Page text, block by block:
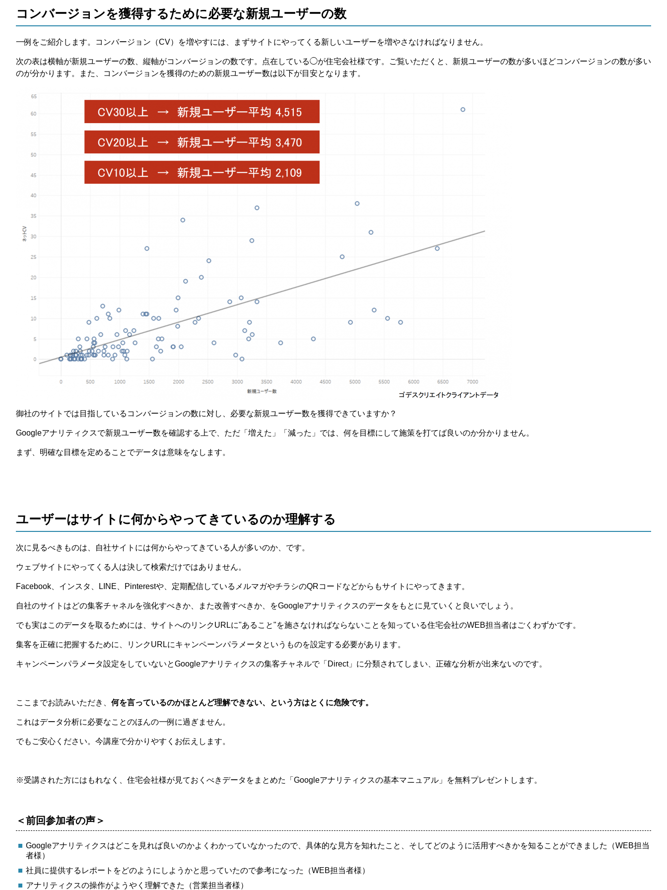
コンバージョンを獲得するために必要な新規ユーザーの数
一例をご紹介します。コンバージョン（CV）を増やすには、まずサイトにやってくる新しいユーザーを増やさなければなりません。
次の表は横軸が新規ユーザーの数、縦軸がコンバージョンの数です。点在している◯が住宅会社様です。ご覧いただくと、新規ユーザーの数が多いほどコンバージョンの数が多い
のが分かります。また、コンバージョンを獲得のための新規ユーザー数は以下が目安となります。
御社のサイトでは目指しているコンバージョンの数に対し、必要な新規ユーザー数を獲得できていますか？
Googleアナリティクスで新規ユーザー数を確認する上で、ただ「増えた」「減った」では、何を目標にして施策を打てば良いのか分かりません。
まず、明確な目標を定めることでデータは意味をなします。
ユーザーはサイトに何からやってきているのか理解する
次に見るべきものは、自社サイトには何からやってきている人が多いのか、です。
ウェブサイトにやってくる人は決して検索だけではありません。
Facebook、インスタ、LINE、Pinterestや、定期配信しているメルマガやチラシのQRコードなどからもサイトにやってきます。
自社のサイトはどの集客チャネルを強化すべきか、また改善すべきか、をGoogleアナリティクスのデータをもとに見ていくと良いでしょう。
でも実はこのデータを取るためには、サイトへのリンクURLに"あること"を施さなければならないことを知っている住宅会社のWEB担当者はごくわずかです。
集客を正確に把握するために、リンクURLにキャンペーンパラメータというものを設定する必要があります。
キャンペーンパラメータ設定をしていないとGoogleアナリティクスの集客チャネルで「Direct」に分類されてしまい、正確な分析が出来ないのです。
ここまでお読みいただき、 何を言っているのかほとんど理解できない、という方はとくに危険です。
これはデータ分析に必要なことのほんの一例に過ぎません。
でもご安心ください。今講座で分かりやすくお伝えします。
※受講された方にはもれなく、住宅会社様が見ておくべきデータをまとめた「Googleアナリティクスの基本マニュアル」を無料プレゼントします。
＜前回参加者の声＞
Googleアナリティクスはどこを見れば良いのかよくわかっていなかったので、具体的な見方を知れたこと、そしてどのように活用すべきかを知ることができました（WEB担当
者様）
社員に提供するレポートをどのようにしようかと思っていたので参考になった（WEB担当者様）
アナリティクスの操作がようやく理解できた（営業担当者様）